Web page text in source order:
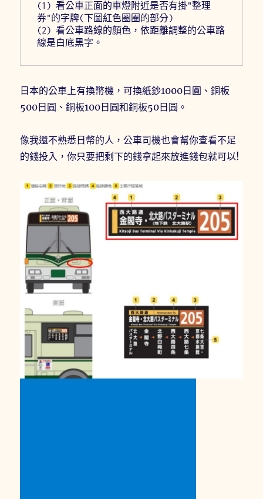
(1) 看公車正面的車燈附近是否有掛"整理
券"的字牌(下圖紅色圈圈的部分)
(2) 看公車路線的顏色，依距離調整的公車路
線是白底黑字。
日本的公車上有換幣機，可換紙鈔1000日圓、銅板
500日圓、銅板100日圓和銅板50日圓。
像我還不熟悉日幣的人，公車司機也會幫你查看不足
的錢投入，你只要把剩下的錢拿起來放進錢包就可以!